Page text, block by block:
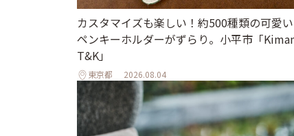
カスタマイズも楽しい！約500種類の可愛
ペンキーホルダーがずらり。小平市「
T&K」
東京都 2026.08.04